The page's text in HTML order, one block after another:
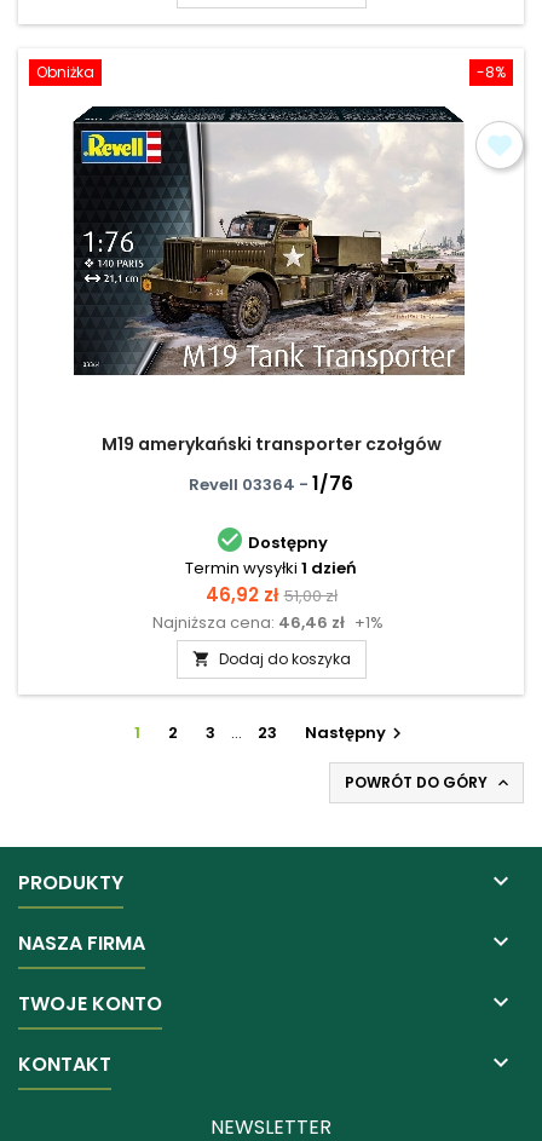
-8%
Obniżka
M19 amerykański transporter czołgów
Revell 03364 - 1/76
 Dostępny
Termin wysyłki 1 dzień
Cena
46,92 zł Cena
podstawowa
51,00 zł
Najniższa cena: 46,46 zł +1%
 Dodaj do koszyka
1 2 3 … 23 Następny 
POWRÓT DO GÓRY 
PRODUKTY 
NASZA FIRMA 
TWOJE KONTO 
KONTAKT 
NEWSLETTER